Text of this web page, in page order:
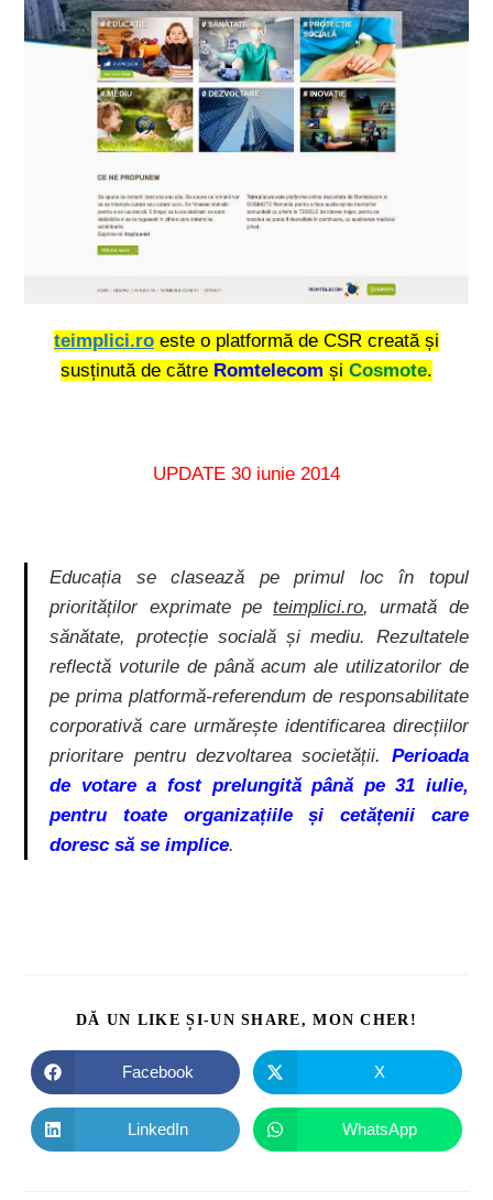
teimplici.ro este o platformă de CSR creată și
susținută de către Romtelecom și Cosmote.
UPDATE 30 iunie 2014
Educația se clasează pe primul loc în topul
priorităților exprimate peteimplici.ro, urmată de
sănătate, protecție socială și mediu. Rezultatele
reflectă voturile de până acum ale utilizatorilor de
pe prima platformă-referendum de responsabilitate
corporativă care urmărește identificarea direcțiilor
prioritare pentru dezvoltarea societății. Perioada
de votare a fost prelungită până pe 31 iulie,
pentru toate organizațiile și cetățenii care
doresc să se implice.
DĂ UN LIKE ȘI-UN SHARE, MON CHER!
Facebook X
LinkedIn WhatsApp